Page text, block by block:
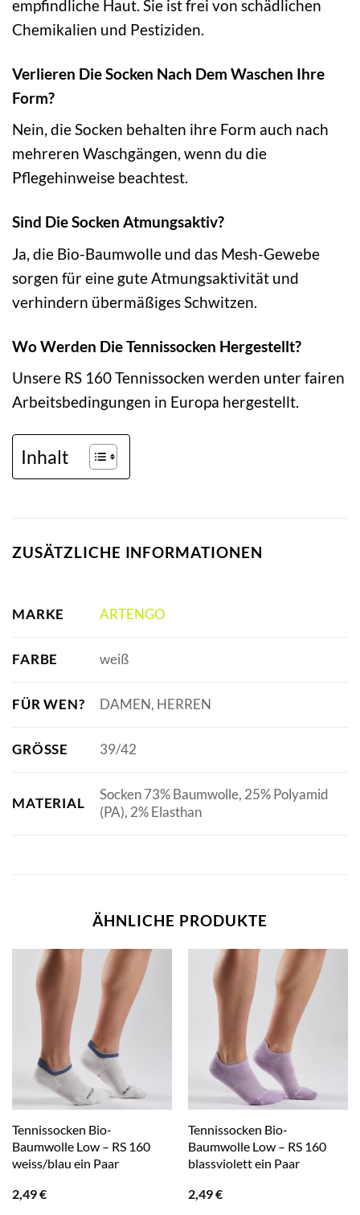
empfindliche Haut. Sie ist frei von schädlichen
Chemikalien und Pestiziden.
Verlieren Die Socken Nach Dem Waschen Ihre
Form?
Nein, die Socken behalten ihre Form auch nach
mehreren Waschgängen, wenn du die
Pflegehinweise beachtest.
Sind Die Socken Atmungsaktiv?
Ja, die Bio-Baumwolle und das Mesh-Gewebe
sorgen für eine gute Atmungsaktivität und
verhindern übermäßiges Schwitzen.
Wo Werden Die Tennissocken Hergestellt?
Unsere RS 160 Tennissocken werden unter fairen
Arbeitsbedingungen in Europa hergestellt.
Inhalt
ZUSÄTZLICHE INFORMATIONEN
MARKE ARTENGO
FARBE weiß
FÜR WEN? DAMEN, HERREN
GRÖSSE 39/42
MATERIAL
Socken 73% Baumwolle, 25% Polyamid
(PA), 2% Elasthan
ÄHNLICHE PRODUKTE
Tennissocken Bio-
Baumwolle Low – RS 160
weiss/blau ein Paar
2,49€
Tennissocken Bio-
Baumwolle Low – RS 160
blassviolett ein Paar
2,49€